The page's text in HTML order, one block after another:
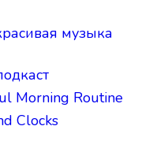
музыка
Morning Routine
Clocks